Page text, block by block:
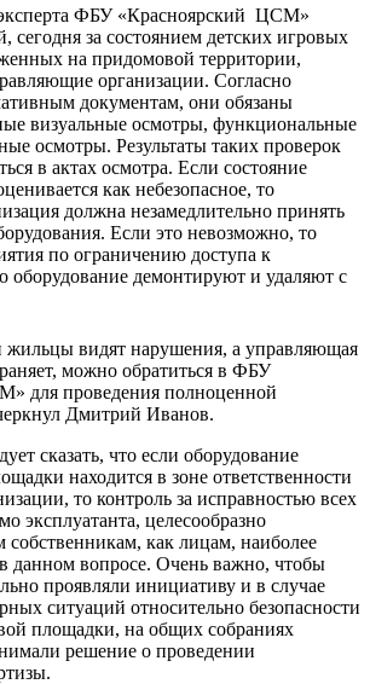
ФБУ «Красноярский ЦСМ»
сегодня за состоянием детских игровых
на придомовой территории,
организации. Согласно
документам, они обязаны
визуальные осмотры, функциональные
осмотры. Результаты таких проверок
в актах осмотра. Если состояние
как небезопасное, то
должна незамедлительно принять
Если это невозможно, то
по ограничению доступа к
оборудование демонтируют и удаляют с
жильцы видят нарушения, а управляющая
можно обратиться в ФБУ
для проведения полноценной
Дмитрий Иванов.
сказать, что если оборудование
находится в зоне ответственности
то контроль за исправностью всех
эксплуатанта, целесообразно
собственникам, как лицам, наиболее
данном вопросе. Очень важно, чтобы
проявляли инициативу и в случае
ситуаций относительно безопасности
площадки, на общих собраниях
решение о проведении